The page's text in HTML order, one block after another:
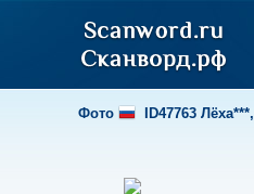
Фото ID47763 Лёха***,